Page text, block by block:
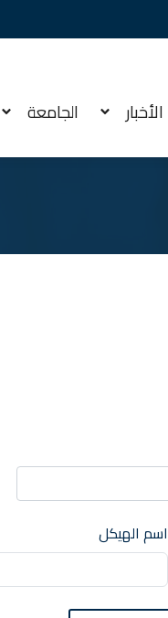
الأخبار الجامعة
اسم الهيكل